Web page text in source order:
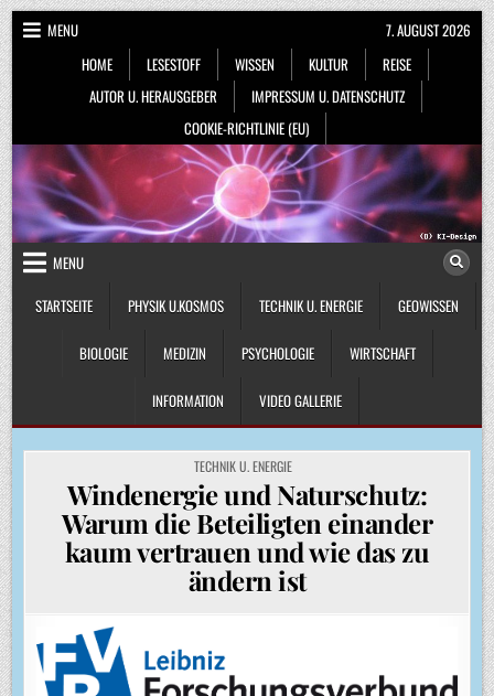
Skip
to
content
MENU
HOME
LESESTOFF WISSEN KULTUR
REISE
AUTOR U. HERAUSGEBER
IMPRESSUM U. DATENSCHUTZ
COOKIE-RICHTLINIE (EU)
7. AUGUST 2026
MENU
STARTSEITE
PHYSIK U.KOSMOS TECHNIK U. ENERGIE GEOWISSEN
BIOLOGIE MEDIZIN PSYCHOLOGIE WIRTSCHAFT
INFORMATION VIDEO GALLERIE
POSTED
IN
TECHNIK U. ENERGIE
Windenergie und Naturschutz:
Warum die Beteiligten einander
kaum vertrauen und wie das zu
ändern ist